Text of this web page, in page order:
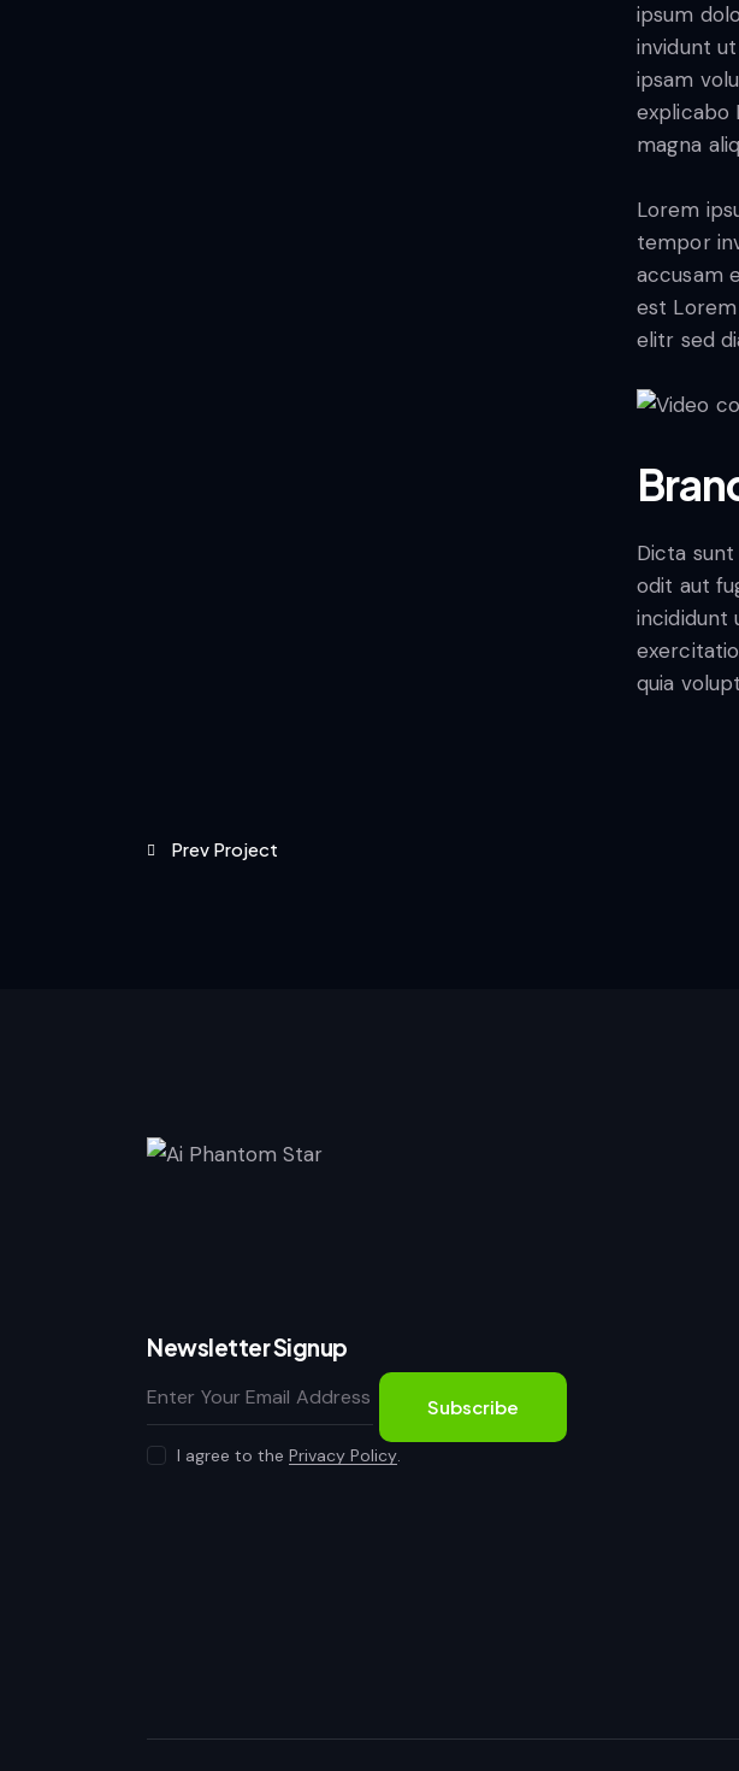
ipsum
invidunt
ipsam
explicabo
magna
Lorem
tempor
accusam
est
elitr sed
Dicta
odit aut
incididunt
quia
Prev Project
Newsletter Signup
Subscribe
I agree to thePrivacy Policy.